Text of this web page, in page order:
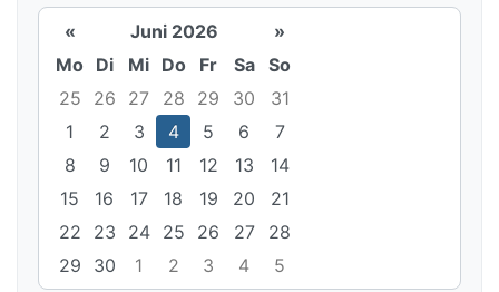
« Juni 2026
»
Mo Di Mi Do Fr Sa
So
25
26 27 28 29 30
31
1
2 3 4 5 6
7
8
9 10 11 12 13
14
15
16 17 18 19 20
21
22
23 24 25 26 27
28
29
30 1 2 3 4 5